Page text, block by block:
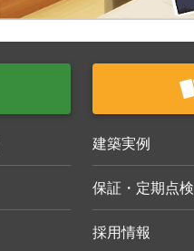
建築実例
保証・定期点検
採用情報